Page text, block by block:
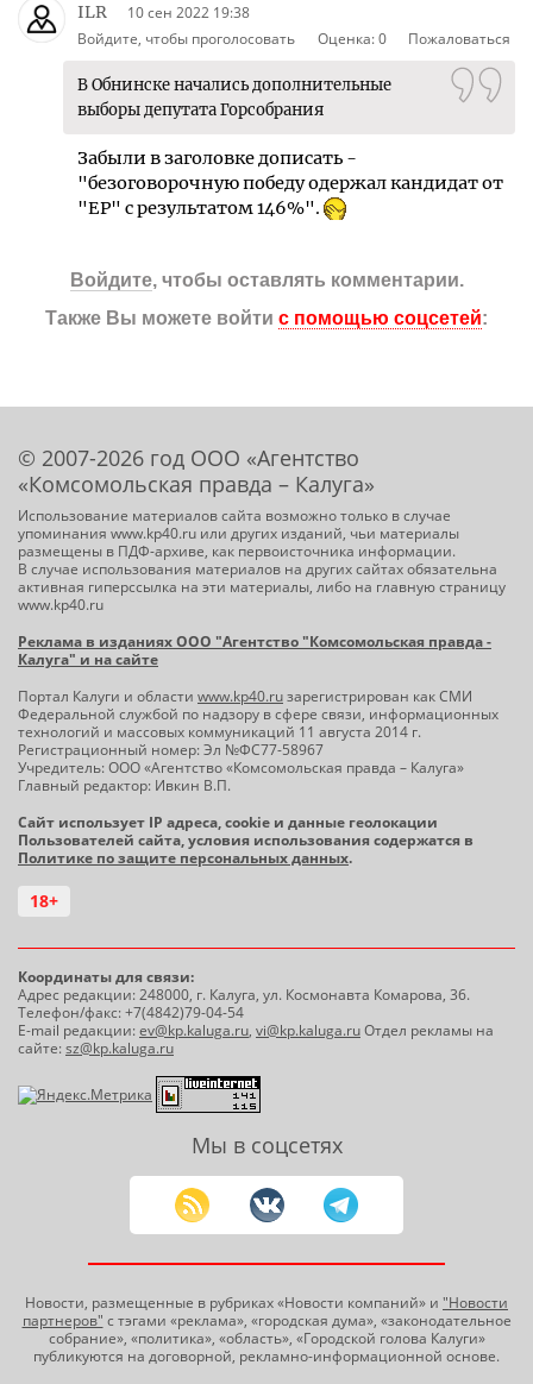
ILR
10 сен 2022 19:38
Войдите, чтобы проголосовать
Оценка:0 Пожаловаться
В Обнинске начались дополнительные
выборы депутата Горсобрания
Забыли в заголовке дописать -
"безоговорочную победу одержал кандидат от
"ЕР" с результатом 146%".
Войдите, чтобы оставлять комментарии.
Также Вы можете войти с помощью соцсетей:
© 2007-2026 год ООО «Агентство
«Комсомольская правда – Калуга»
Использование материалов сайта возможно только в случае
упоминания www.kp40.ru или других изданий, чьи материалы
размещены в ПДФ-архиве, как первоисточника информации.
В случае использования материалов на других сайтах обязательна
активная гиперссылка на эти материалы, либо на главную страницу
www.kp40.ru
Реклама в изданиях ООО "Агентство "Комсомольская правда -
Калуга" и на сайте
Портал Калуги и области www.kp40.ruзарегистрирован как СМИ
Федеральной службой по надзору в сфере связи, информационных
технологий и массовых коммуникаций 11 августа 2014 г.
Регистрационный номер: Эл №ФС77-58967
Учредитель: ООО «Агентство «Комсомольская правда – Калуга»
Главный редактор: Ивкин В.П.
Сайт использует IP адреса, cookie и данные геолокации
Пользователей сайта, условия использования содержатся в
Политике по защите персональных данных.
18+
Координаты для связи:
Адрес редакции: 248000, г. Калуга, ул. Космонавта Комарова, 36.
Телефон/факс: +7(4842)79-04-54
E-mail редакции:ev@kp.kaluga.ru, vi@kp.kaluga.ruОтдел рекламы на
сайте:sz@kp.kaluga.ru
Мы в соцсетях
Новости, размещенные в рубриках «Новости компаний» и "Новости
партнеров" с тэгами «реклама», «городская дума», «законодательное
собрание», «политика», «область», «Городской голова Калуги»
публикуются на договорной, рекламно-информационной основе.